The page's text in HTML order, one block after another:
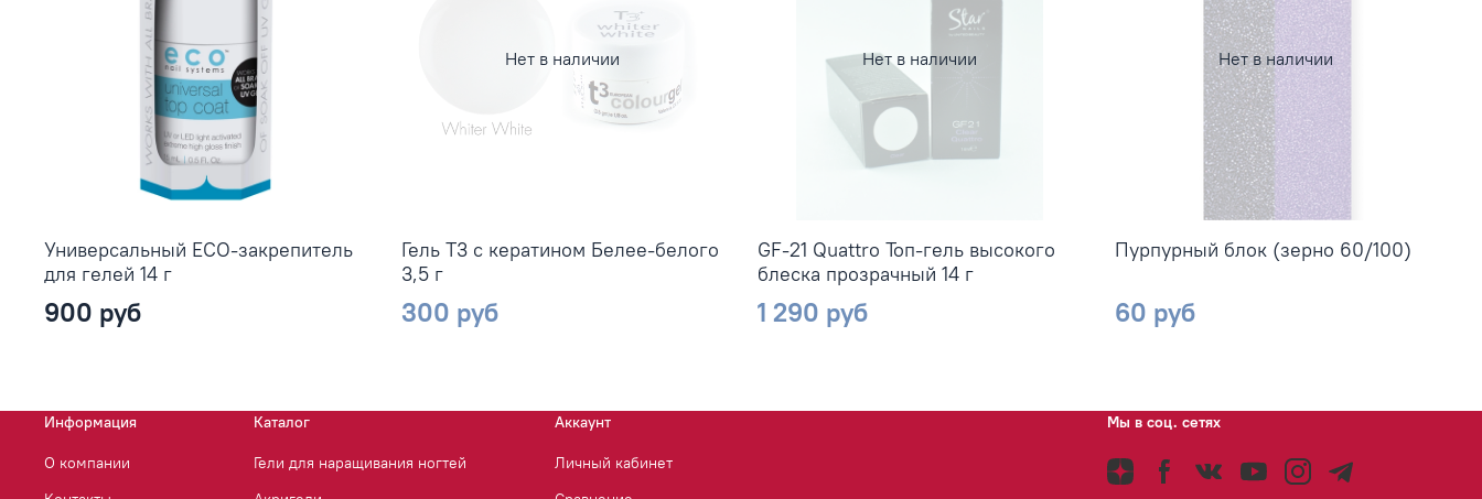
Универсальный ЕСО-закрепитель
для гелей 14 г
900 руб
Нет в наличии
Гель Т3 с кератином Белее-белого
3,5 г
300 руб
Нет в наличии
GF-21 Quattro Топ-гель высокого
блеска прозрачный 14 г
1 290 руб
Нет в наличии
Пурпурный блок (зерно 60/100)
60 руб
Информация
О компании
Каталог
Гели для наращивания ногтей
Аккаунт
Личный кабинет
Мы в соц. сетях